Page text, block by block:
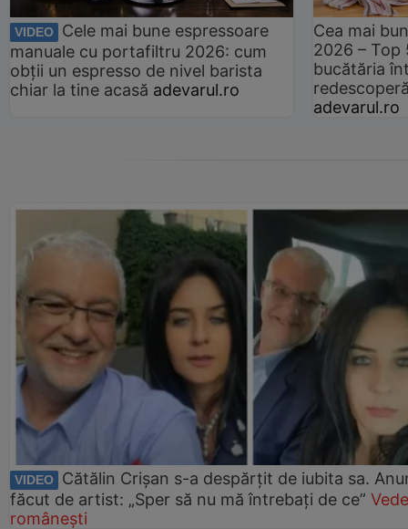
VIDEO
Cele mai bune espressoare
manuale cu portafiltru 2026: cum
obții un espresso de nivel barista
chiar la tine acasă adevarul.ro
Cea mai
2026 –
bucătăria
adevarul.ro
VIDEO
Cătălin Crișan s-a despărțit de iubita sa.
făcut de artist: „Sper să nu mă întrebați de ce”
românești